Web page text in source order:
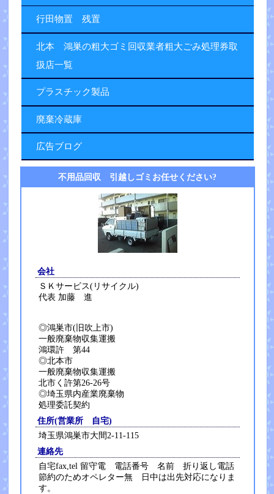
行田物置 残置
北本 鴻巣の粗大ゴミ回収業者粗大ごみ処理券取
扱店一覧
プラスチック製品
廃棄冷蔵庫
広告ブログ
不用品回収 引越しゴミお任せください?
会社
ＳＫサービス(リサイクル)
代表 加藤 進
◎鴻巣市(旧吹上市)
一般廃棄物収集運搬
鴻環許 第44
◎北本市
一般廃棄物収集運搬
北市く許第26-26号
◎埼玉県内産業廃棄物
処理委託契約
住所(営業所 自宅)
埼玉県鴻巣市大間2-11-115
連絡先
自宅fax,tel 留守電 電話番号 名前 折り返し電話
節約のためオペレター無 日中は出先対応になりま
す。